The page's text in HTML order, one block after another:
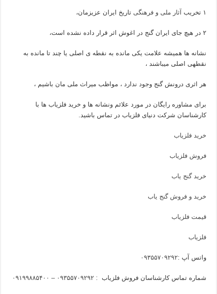
۱ تخریب آثار ملی و فرهنگی تاریخ ایران عزیزمان،
۲ در هیچ جای ایران گنج در اغوش اثر قرار داده نشده است،
نشانه ها همیشه علامت یکی مانده به نقطه ی اصلی یا چند تا مانده به
نقطهی اصلی میباشند ،
هر اثری درونش گنج وجود ندارد ، مواظب میراث ملی مان باشیم ،
برای مشاوره رایگان در مورد علائم ونشانه ها و خرید فلزیاب ها با
کارشناسان شرکت دنیای فلزیاب در تماس باشید.
خرید فلزیاب
فروش فلزیاب
خرید گنج یاب
خرید و فروش گنج یاب
قیمت فلزیاب
فلزیاب
واتس آپ :۰۹۳۵۵۷۰۹۲۹۲
شماره تماس کارشناسان فروش فلزیاب :۰۹۳۵۵۷۰۹۲۹۲ – ۰۹۱۹۹۸۸۵۴۰۰